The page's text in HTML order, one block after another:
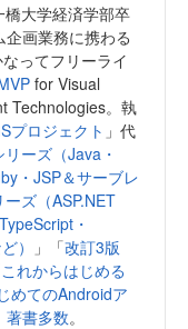
大学経済学部卒
画業務に携わる
ってフリーライ
for Visual
Technologies。執
プロジェクト 」代
ーズ（Java・
・JSP＆サーブレ
ズ（ASP.NET
・
）
」「改訂3版
これからはじめる
めてのAndroidア
著書多数。